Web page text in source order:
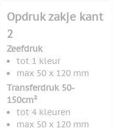
Opdruk zakje kant
2
Zeefdruk
tot 1 kleur
max 50 x 120 mm
Transferdruk 50-
150cm²
tot 4 kleuren
max 50 x 120 mm